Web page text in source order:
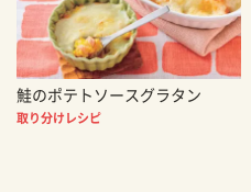
鮭のポテトソースグラタン
取り分けレシピ